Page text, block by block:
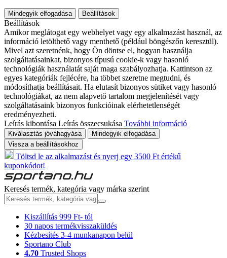
Mindegyik elfogadása Beállítások
Beállítások
Amikor meglátogat egy webhelyet vagy egy alkalmazást használ, az
információ letölthető vagy menthető (például böngészőn keresztül).
Mivel azt szeretnénk, hogy Ön döntse el, hogyan használja
szolgáltatásainkat, bizonyos típusú cookie-k vagy hasonló
technológiák használatát saját maga szabályozhatja. Kattintson az
egyes kategóriák fejlécére, ha többet szeretne megtudni, és
módosíthatja beállításait. Ha elutasít bizonyos sütiket vagy hasonló
technológiákat, az nem alapvető tartalom megjelenítését vagy
szolgáltatásaink bizonyos funkcióinak elérhetetlenségét
eredményezheti.
Leírás kibontása Leírás összecsukása További információ
Kiválasztás jóváhagyása
Mindegyik elfogadása
Vissza a beállításokhoz
Töltsd le az alkalmazást és nyerj egy 3500 Ft értékű
kuponkódot!
Keresés termék, kategória vagy márka szerint
Kiszállítás 999 Ft- tól
30 napos termékvisszaküldés
Kézbesítés 3-4 munkanapon belül
Sportano Club
4.70 Trusted Shops